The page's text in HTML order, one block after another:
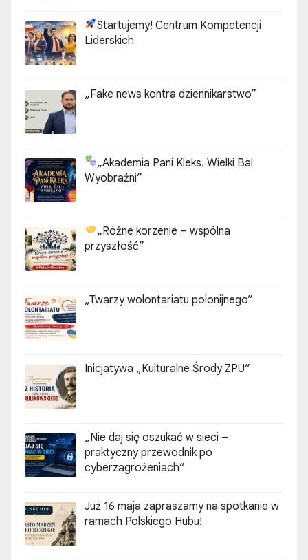
a
n
e
p
i
ó
Startujemy! Centrum Kompetencji
Liderskich
„Fake news kontra dziennikarstwo”
„Akademia Pani Kleks. Wielki Bal
Wyobraźni”
„Różne korzenie – wspólna
przyszłość”
„Twarzy wolontariatu polonijnego”
Inicjatywa „Kulturalne Środy ZPU”
„Nie daj się oszukać w sieci –
praktyczny przewodnik po
cyberzagrożeniach”
Już 16 maja zapraszamy na spotkanie w
ramach Polskiego Hubu!